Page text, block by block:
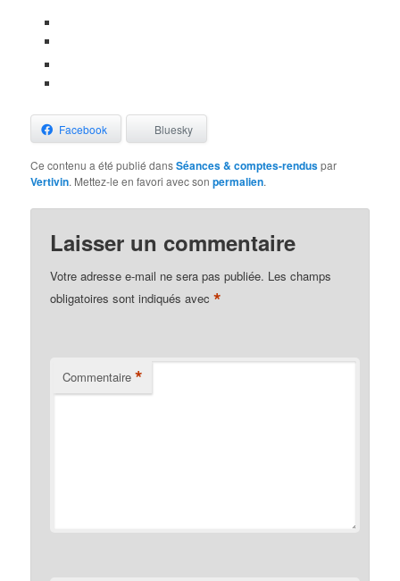
Facebook Bluesky
Ce contenu a été publié dansSéances & comptes-renduspar
Vertivin. Mettez-le en favori avec sonpermalien.
Laisser un commentaire
Votre adresse e-mail ne sera pas publiée. Les champs
obligatoires sont indiqués avec*
Commentaire *